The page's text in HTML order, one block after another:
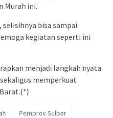
Murah ini.
bisa sampai
kegiatan seperti ini
menjadi langkah nyata
memperkuat
Pemprov Sulbar